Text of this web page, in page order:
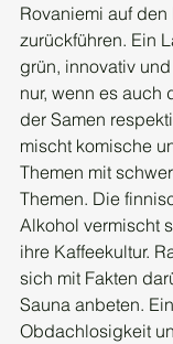
Rovaniemi auf
zurückführen. Ein
grün, innovativ
nur, wenn es auch
der Samen
mischt komische
Themen mit
Themen. Die
Alkohol vermischt
ihre Kaffeekultur.
sich mit Fakten
Sauna anbeten.
Obdachlosigkeit